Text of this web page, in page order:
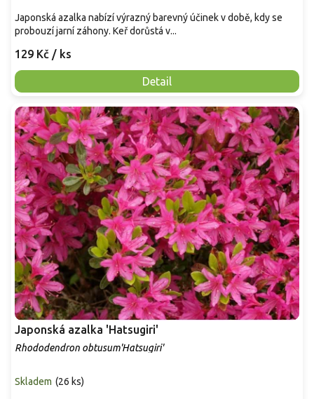
129 Kč / ks
Detail
Japonská azalka nabízí výrazný barevný účinek v době, kdy se
probouzí jarní záhony. Keř dorůstá v...
Japonská azalka 'Hatsugiri'
Rhododendron obtusum'Hatsugiri'
Skladem (26 ks)